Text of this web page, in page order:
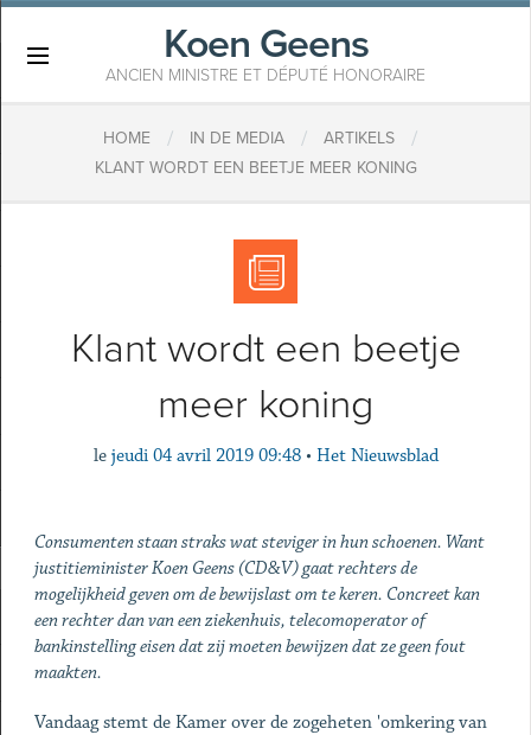
Koen Geens
ANCIEN MINISTRE ET DÉPUTÉ HONORAIRE
HOME / IN DE MEDIA / ARTIKELS /
KLANT WORDT EEN BEETJE MEER KONING
Klant wordt een beetje
meer koning
le jeudi 04 avril 2019 09:48 • Het Nieuwsblad
Consumenten staan straks wat steviger in hun schoenen. Want
justitieminister Koen Geens (CD&V) gaat rechters de
mogelijkheid geven om de bewijslast om te keren. Concreet kan
een rechter dan van een ziekenhuis, telecomoperator of
bankinstelling eisen dat zij moeten bewijzen dat ze geen fout
maakten.
Vandaag stemt de Kamer over de zogeheten 'omkering van